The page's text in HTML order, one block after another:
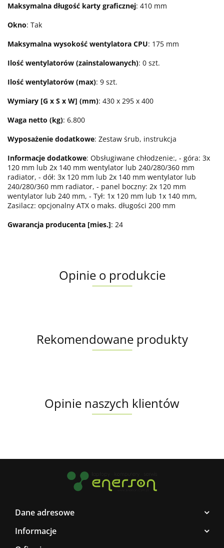
Maksymalna długość karty graficznej: 410 mm
Okno: Tak
Maksymalna wysokość wentylatora CPU: 175 mm
Ilość wentylatorów (zainstalowanych): 0 szt.
Ilość wentylatorów (max): 9 szt.
Wymiary [G x S x W] (mm): 430 x 295 x 400
Waga netto (kg): 6.800
Wyposażenie dodatkowe: Zestaw śrub, instrukcja
Informacje dodatkowe: Obsługiwane chłodzenie:, - góra: 3x
120 mm lub 2x 140 mm wentylator lub 240/280/360 mm
radiator, - dół: 3x 120 mm lub 2x 140 mm wentylator lub
240/280/360 mm radiator, - panel boczny: 2x 120 mm
wentylator lub 240 mm, - Tył: 1x 120 mm lub 1x 140 mm,
Zasilacz: opcjonalny ATX o maks. długości 200 mm
Gwarancja producenta [mies.]: 24
Opinie o produkcie
Rekomendowane produkty
Opinie naszych klientów
Dane adresowe
Informacje